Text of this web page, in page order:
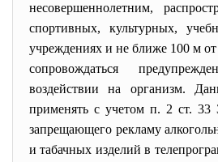
несовершеннолетним,
спортивных, культурных,
учреждениях и не ближе 100 м
сопровождаться
воздействии на организм.
применять с учетом п. 2 ст. 33
запрещающего рекламу
и табачных изделий в